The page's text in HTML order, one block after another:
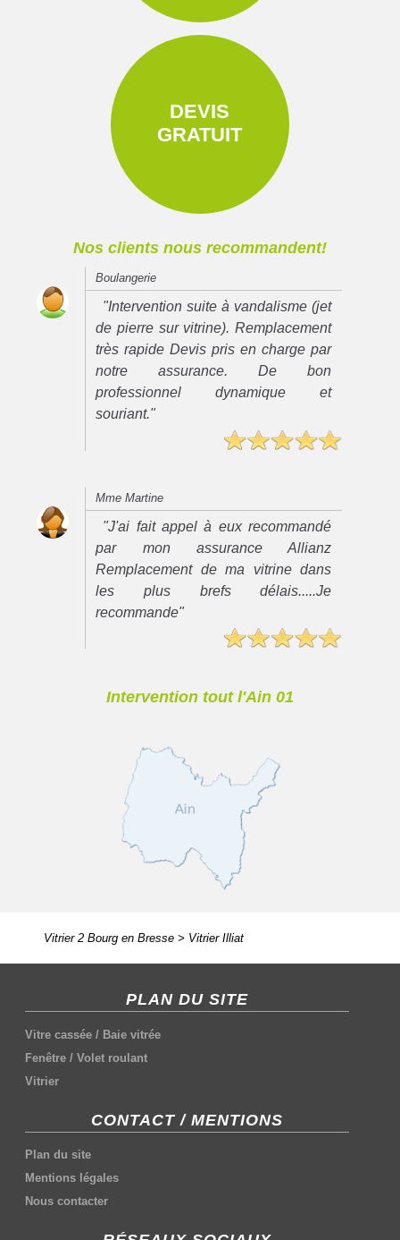
DEVIS
GRATUIT
Nos clients nous recommandent!
Boulangerie
"Intervention suite à vandalisme (jet
de pierre sur vitrine). Remplacement
très rapide Devis pris en charge par
notre assurance. De bon
professionnel dynamique et
souriant."
Mme Martine
"J'ai fait appel à eux recommandé
par mon assurance Allianz
Remplacement de ma vitrine dans
les plus brefs délais.....Je
recommande"
Intervention tout l'Ain 01
Vitrier 2 Bourg en Bresse> Vitrier Illiat
PLAN DU SITE
Vitre cassée / Baie vitrée
Fenêtre /Volet roulant
Vitrier
CONTACT / MENTIONS
Plan du site
Mentions légales
Nous contacter